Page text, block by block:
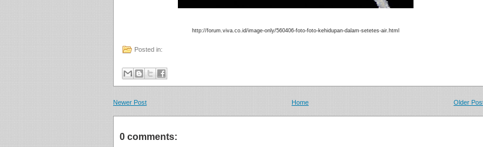
http://forum.viva.co.id/image-only/560406-foto-foto-kehidupan-dalam-setetes-air.html
Posted in:
Newer Post Older
Home
0 comments: